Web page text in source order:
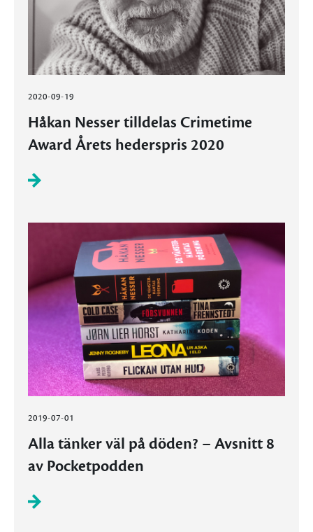
2020-09-19
Håkan Nesser tilldelas Crimetime
Award Årets hederspris 2020
2019-07-01
Alla tänker väl på döden? – Avsnitt 8
av Pocketpodden